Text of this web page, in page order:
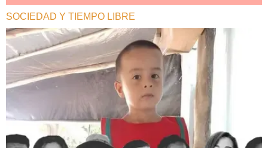
SOCIEDAD Y TIEMPO LIBRE